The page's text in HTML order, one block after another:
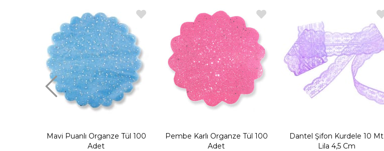
Mavi Puanlı Organze Tül 100
Adet
Pembe Karlı Organze Tül 100
Adet
Dantel Şifon Kurdele 10 Mt
Lila 4,5 Cm